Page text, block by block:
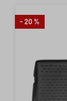
- 20 %